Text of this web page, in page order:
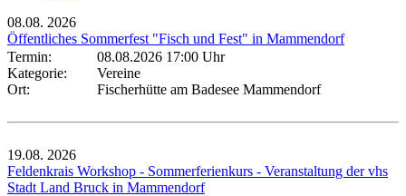
08.08. 2026
Öffentliches Sommerfest "Fisch und Fest" in Mammendorf
Termin:
08.08.2026 17:00 Uhr
Kategorie:
Vereine
Ort:
Fischerhütte am Badesee Mammendorf
19.08. 2026
Feldenkrais Workshop - Sommerferienkurs - Veranstaltung der vhs
Stadt Land Bruck in Mammendorf